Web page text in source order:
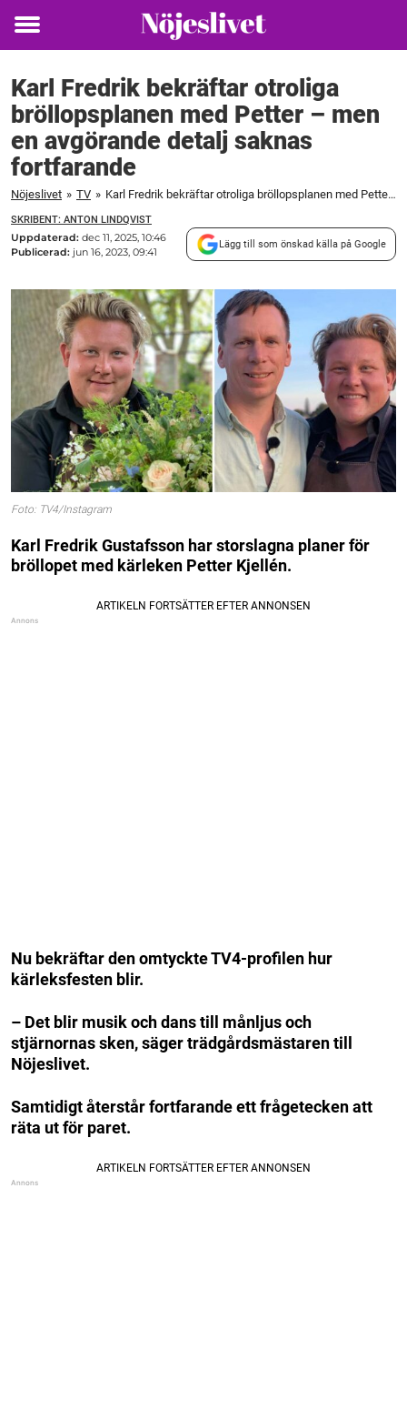
Toggle
Karl Fredrik bekräftar otroliga
bröllopsplanen med Petter – men
en avgörande detalj saknas
fortfarande
Nöjeslivet » TV » Karl Fredrik bekräftar otroliga bröllopsplanen med Petter – men en avgörande detalj saknas fortfarande
SKRIBENT: ANTON LINDQVIST
Uppdaterad: dec 11, 2025, 10:46
Publicerad: jun 16, 2023, 09:41
Lägg till som önskad källa på Google
Foto: TV4/Instagram
Karl Fredrik Gustafsson har storslagna planer för
bröllopet med kärleken Petter Kjellén.
Nu bekräftar den omtyckte TV4-profilen hur
kärleksfesten blir.
– Det blir musik och dans till månljus och
stjärnornas sken, säger trädgårdsmästaren till
Nöjeslivet.
Samtidigt återstår fortfarande ett frågetecken att
räta ut för paret.